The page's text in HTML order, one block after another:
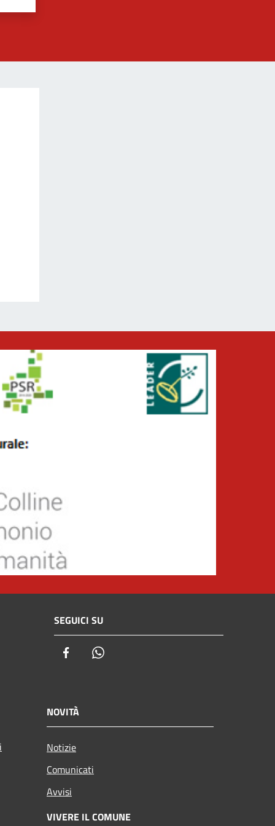
SEGUICI SU
Facebook
NOVITÀ
Notizie
Comunicati
Avvisi
VIVERE IL COMUNE